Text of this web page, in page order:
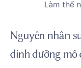
Làm thế
Nguyên nhân
dinh dưỡng mô